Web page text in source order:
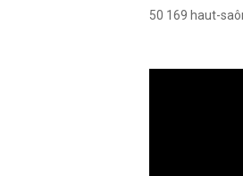
50 169 haut-